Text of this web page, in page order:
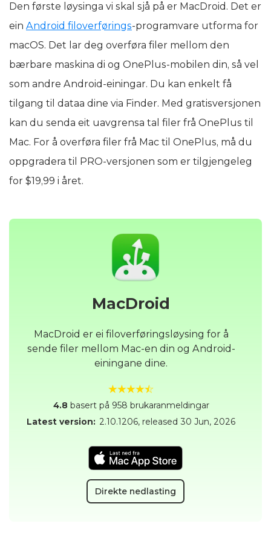
Den første løysinga vi skal sjå på er MacDroid. Det er
ein Android filoverførings-programvare utforma for
macOS. Det lar deg overføra filer mellom den
bærbare maskina di og OnePlus-mobilen din, så vel
som andre Android-einingar. Du kan enkelt få
tilgang til dataa dine via Finder. Med gratisversjonen
kan du senda eit uavgrensa tal filer frå OnePlus til
Mac. For å overføra filer frå Mac til OnePlus, må du
oppgradera til PRO-versjonen som er tilgjengeleg
for $19,99 i året.
MacDroid
MacDroid er ei filoverføringsløysing for å
sende filer mellom Mac-en din og Android-
einingane dine.
4.8 basert på 958 brukaranmeldingar
Latest version: 2.10.1206, released 30 Jun, 2026
Direkte nedlasting